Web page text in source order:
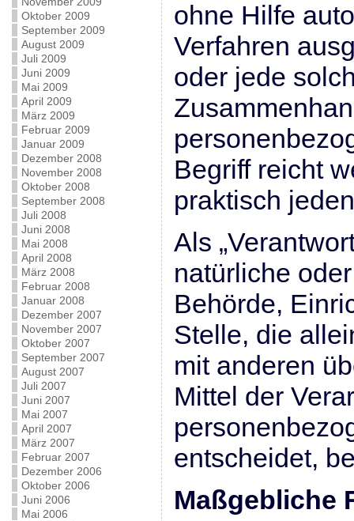
Oktober 2009
September 2009
August 2009
Juli 2009
Juni 2009
Mai 2009
April 2009
März 2009
Februar 2009
Januar 2009
Dezember 2008
November 2008
Oktober 2008
September 2008
Juli 2008
Juni 2008
Mai 2008
April 2008
März 2008
Februar 2008
Januar 2008
Dezember 2007
November 2007
Oktober 2007
September 2007
August 2007
Juli 2007
Juni 2007
Mai 2007
April 2007
März 2007
Februar 2007
Dezember 2006
Oktober 2006
Juni 2006
Mai 2006
ohne Hilfe
Verfahren
oder jede
Begriff reicht
praktisch
Als
natürliche
Behörde,
Stelle, die
mit anderen
Mittel der
entscheidet,
Maßgebliche